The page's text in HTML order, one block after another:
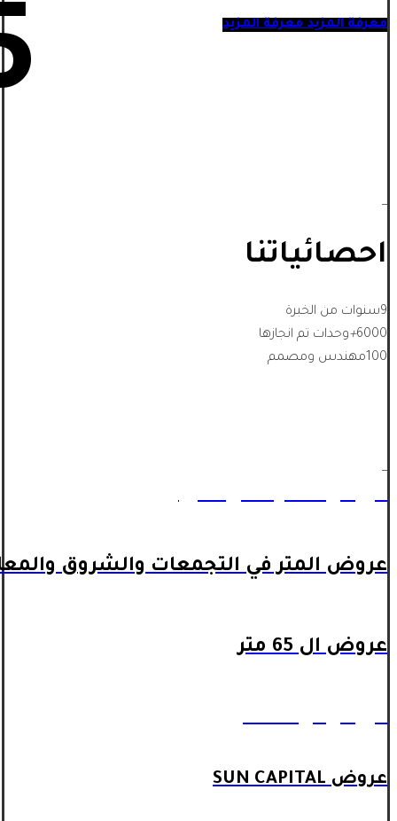
معرفة المزيدمعرفة المزيد
_
احصائياتنا
9سنوات من الخبرة
6000
+وحدات تم انجازها
100 مهندس ومصمم
_
عروض المتر داخل اكتوبر
عروض المتر في التجمعات والشروق
عروض ال 65 متر
عروض ال 90 متر
عروض SUN CAPITAL